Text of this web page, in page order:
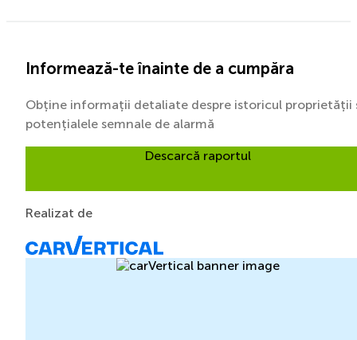
Informează-te înainte de a cumpăra
Obține informații detaliate despre istoricul proprietății
potențialele semnale de alarmă
Descarcă raportul
Realizat de